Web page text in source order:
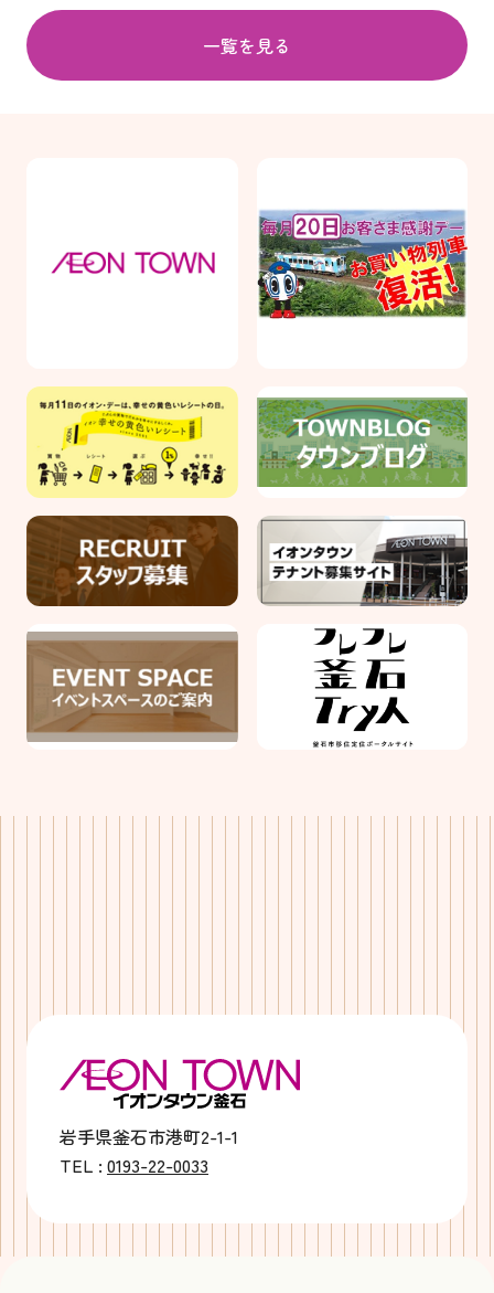
一覧を見る
岩手県釜石市港町2-1-1
TEL : 0193-22-0033